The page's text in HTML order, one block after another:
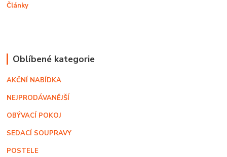
Články
Oblíbené kategorie
AKČNÍ NABÍDKA
NEJPRODÁVANĚJŠÍ
OBÝVACÍ POKOJ
SEDACÍ SOUPRAVY
POSTELE